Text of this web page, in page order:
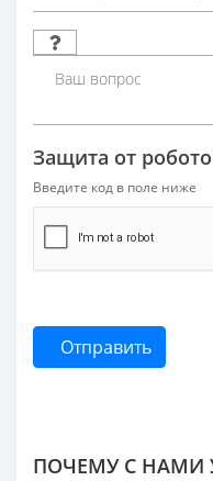
Защита от
Введите код в поле ниже
Отправить
ПОЧЕМУ С НАМИ